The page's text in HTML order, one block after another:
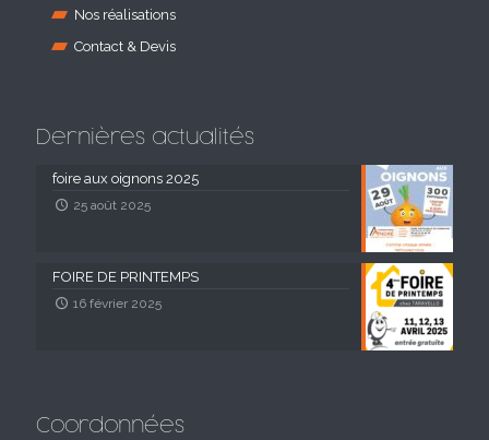
Nos réalisations
Contact & Devis
Dernières actualités
foire aux oignons 2025
25 août 2025
FOIRE DE PRINTEMPS
16 février 2025
Coordonnées